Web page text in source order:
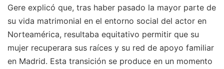
Gere explicó que, tras haber pasado la mayor parte de
su vida matrimonial en el entorno social del actor en
Norteamérica, resultaba equitativo permitir que su
mujer recuperara sus raíces y su red de apoyo familiar
en Madrid. Esta transición se produce en un momento